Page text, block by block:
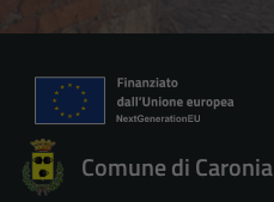
Comune di Caronia